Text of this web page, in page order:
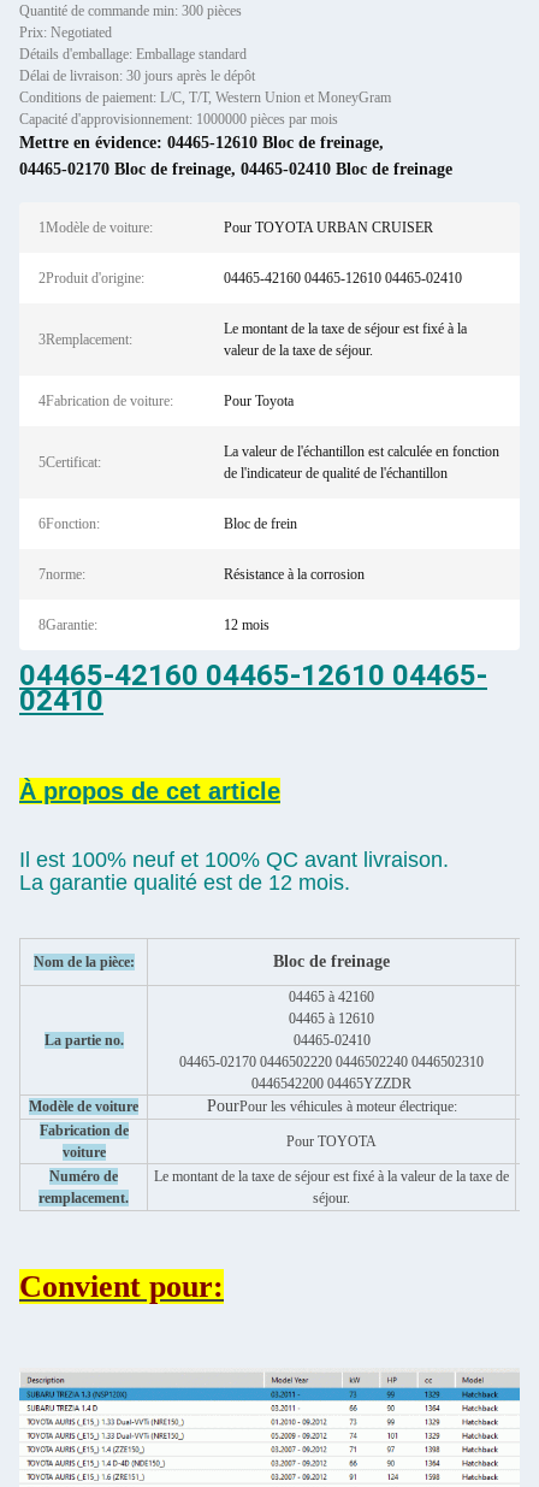
Quantité de commande min: 300 pièces
Prix: Negotiated
Détails d'emballage: Emballage standard
Délai de livraison: 30 jours après le dépôt
Conditions de paiement: L/C, T/T, Western Union et MoneyGram
Capacité d'approvisionnement: 1000000 pièces par mois
Mettre en évidence: 04465-12610 Bloc de freinage,
04465-02170 Bloc de freinage, 04465-02410 Bloc de freinage
1Modèle de voiture: Pour TOYOTA URBAN CRUISER
2Produit d'origine: 04465-42160 04465-12610 04465-02410
3Remplacement:
Le montant de la taxe de séjour est fixé à la
valeur de la taxe de séjour.
4Fabrication de voiture: Pour Toyota
5Certificat:
La valeur de l'échantillon est calculée en fonction
de l'indicateur de qualité de l'échantillon
6Fonction: Bloc de frein
7norme: Résistance à la corrosion
8Garantie: 12 mois
04465-42160 04465-12610 04465-
02410
À propos de cet article
Il est 100% neuf et 100% QC avant livraison.
La garantie qualité est de 12 mois.
Nom de la pièce: Bloc de freinage
La partie no.
04465 à 42160
04465 à 12610
04465-02410
04465-02170 0446502220 0446502240 0446502310
0446542200 04465YZZDR
Modèle de voiture PourPour les véhicules à moteur électrique:
Fabrication de
voiture
Pour TOYOTA
Numéro de
remplacement.
Le montant de la taxe de séjour est fixé à la valeur de la taxe de
séjour.
Convient pour: